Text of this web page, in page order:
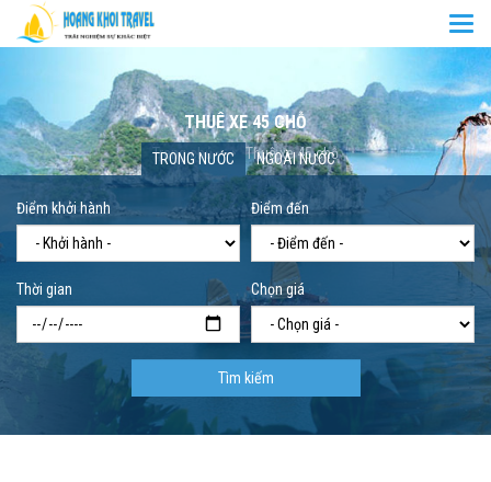
THUÊ XE 45 CHỖ
Trang chủ Thuê xe 45 chỗ
TRONG NƯỚC NGOÀI NƯỚC
Điểm khởi hành Điểm đến
Thời gian Chọn giá
Tìm kiếm